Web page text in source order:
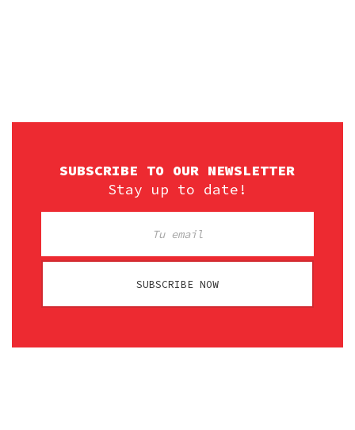
SUBSCRIBE TO OUR NEWSLETTER
Stay up to date!
SUBSCRIBE NOW